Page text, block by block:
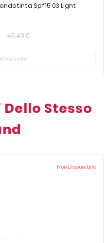
Spf15 03 Light
46,49 €
carrello
Stesso
Non Disponibile